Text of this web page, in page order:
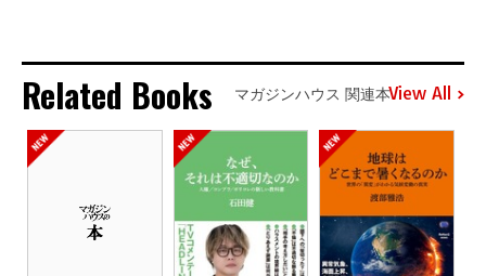
Related Books マガジンハウス 関連本View All